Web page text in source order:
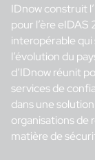
IDnow construit
pour l’ère
interopérable qui
l’évolution du
d’IDnow réunit
services de
dans une
organisations de
matière de